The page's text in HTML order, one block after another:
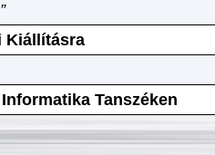
Kiállításra
Tanszéken